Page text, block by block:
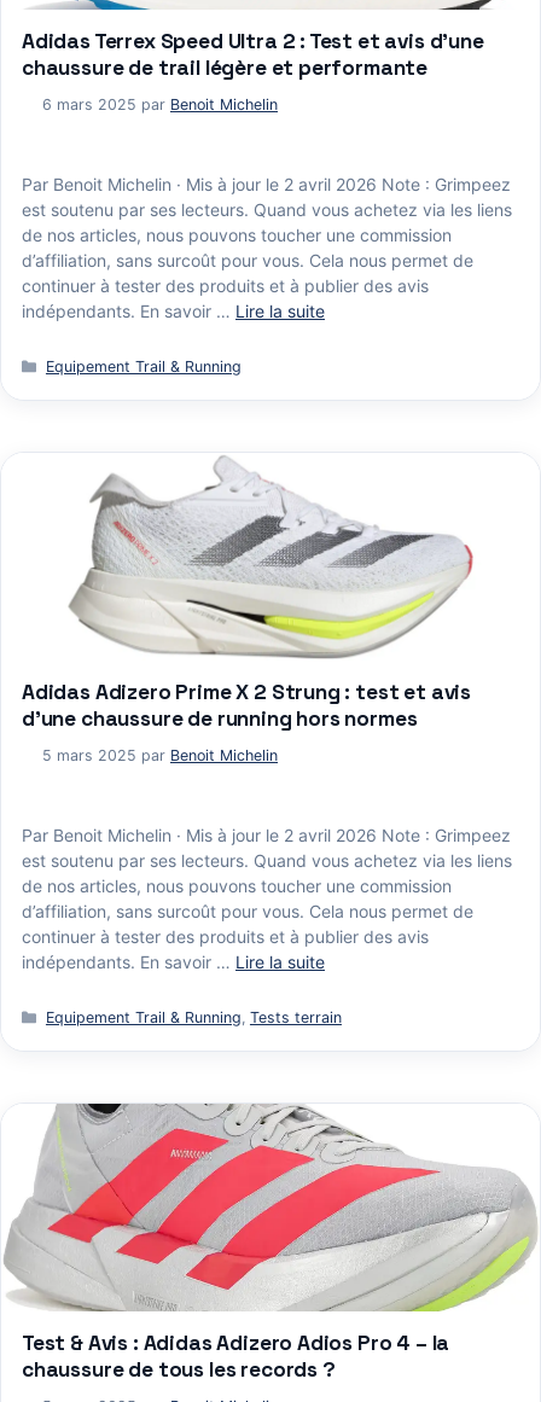
Adidas Terrex Speed Ultra 2 : Test et avis d’une
chaussure de trail légère et performante
6 mars 2025 par Benoit Michelin
Par Benoit Michelin · Mis à jour le 2 avril 2026 Note : Grimpeez
est soutenu par ses lecteurs. Quand vous achetez via les liens
de nos articles, nous pouvons toucher une commission
d’affiliation, sans surcoût pour vous. Cela nous permet de
continuer à tester des produits et à publier des avis
indépendants. En savoir … Lire la suite
Catégories
Equipement Trail & Running
Adidas Adizero Prime X 2 Strung : test et avis
d’une chaussure de running hors normes
5 mars 2025 par Benoit Michelin
Par Benoit Michelin · Mis à jour le 2 avril 2026 Note : Grimpeez
est soutenu par ses lecteurs. Quand vous achetez via les liens
de nos articles, nous pouvons toucher une commission
d’affiliation, sans surcoût pour vous. Cela nous permet de
continuer à tester des produits et à publier des avis
indépendants. En savoir … Lire la suite
Catégories
Equipement Trail & Running, Tests terrain
Test & Avis : Adidas Adizero Adios Pro 4 – la
chaussure de tous les records ?